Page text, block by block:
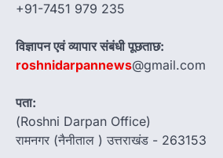
+91-7451 979 235
विज्ञापन एवं व्यापार संबंधी पूछताछ:
roshnidarpannews@gmail.com
पता:
(Roshni Darpan Office)
रामनगर (नैनीताल ) उत्तराखंड - 263153